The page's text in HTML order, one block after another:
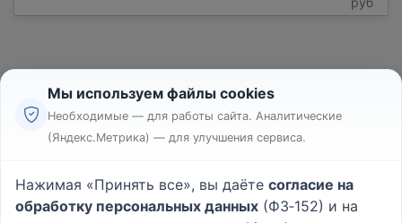
Реклама
Пользовательское соглашение
Политика конфиденциальности
Мы используем файлы cookies
Необходимые — для работы сайта. Аналитические
(Яндекс.Метрика) — для улучшения сервиса.
Нажимая «Принять все», вы даёте согласие на
обработку персональных данных (ФЗ‑152) и на